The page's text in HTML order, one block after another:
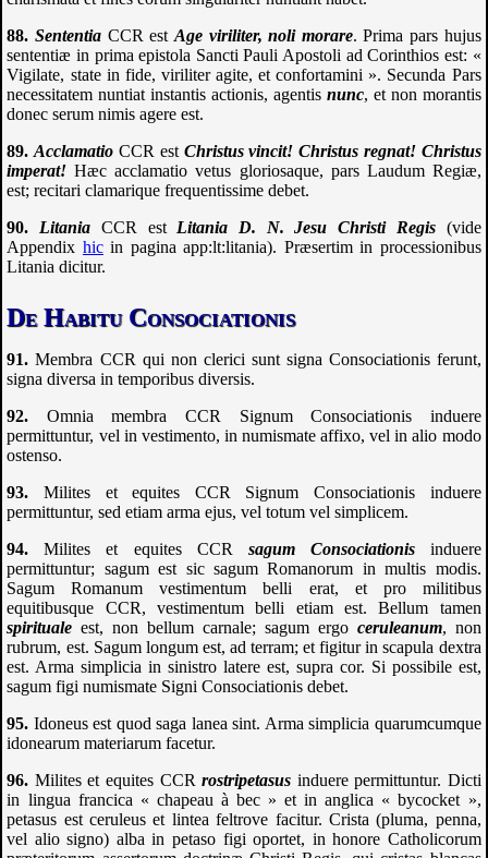
Sententia CCR est Age viriliter, noli morare. Prima pars hujus
sententiæ in prima epistola Sancti Pauli Apostoli ad Corinthios est: «
Vigilate, state in fide, viriliter agite, et confortamini ». Secunda Pars
necessitatem nuntiat instantis actionis, agentis nunc, et non morantis
donec serum nimis agere est.
Acclamatio CCR est Christus vincit! Christus regnat! Christus
imperat! Hæc acclamatio vetus gloriosaque, pars Laudum Regiæ,
est; recitari clamarique frequentissime debet.
Litania CCR est Litania D. N. Jesu Christi Regis(vide
Appendix hicin paginaapp:lt:litania). Præsertim in processionibus
Litania dicitur.
De Habitu Consociationis
Membra CCR qui non clerici sunt signa Consociationis ferunt,
signa diversa in temporibus diversis.
Omnia membraCCR
Signum Consociationis induere
permittuntur, vel in vestimento, in numismate affixo, vel in alio modo
ostenso.
Milites et equites CCR
Signum Consociationis induere
permittuntur, sed etiam arma ejus, vel totum vel simplicem.
Milites et equites CCR sagum Consociationisinduere
permittuntur; sagum est sic sagum Romanorum in multis modis.
Sagum Romanum vestimentum belli erat, et pro militibus
equitibusque CCR, vestimentum belli etiam est. Bellum tamen
spirituale est, non bellum carnale; sagum ergo ceruleanum, non
rubrum, est. Sagum longum est, ad terram; et figitur in scapula dextra
est. Arma simplicia in sinistro latere est, supra cor. Si possibile est,
sagum figi numismate Signi Consociationis debet.
Idoneus est quod saga lanea sint. Arma simplicia quarumcumque
idonearum materiarum facetur.
Milites et equites CCR rostripetasus induere permittuntur. Dicti
in lingua francica « chapeau à bec » et in anglica « bycocket »,
petasus est ceruleus et lintea feltrove facitur. Crista (pluma, penna,
vel alio signo) alba in petaso figi oportet, in honore Catholicorum